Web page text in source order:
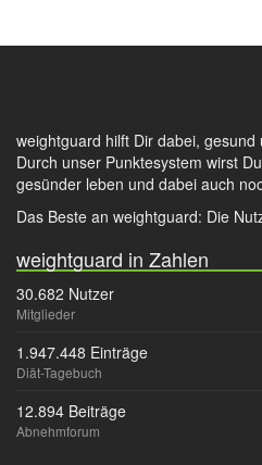
weightguard hilft Dir dabei,
Durch unser Punktesystem wirst
gesünder leben und dabei auch
Das Beste an weightguard: Die
weightguard in Zahlen
30.682 Nutzer
Mitglieder
1.947.448 Einträge
Diät-Tagebuch
12.894 Beiträge
Abnehmforum